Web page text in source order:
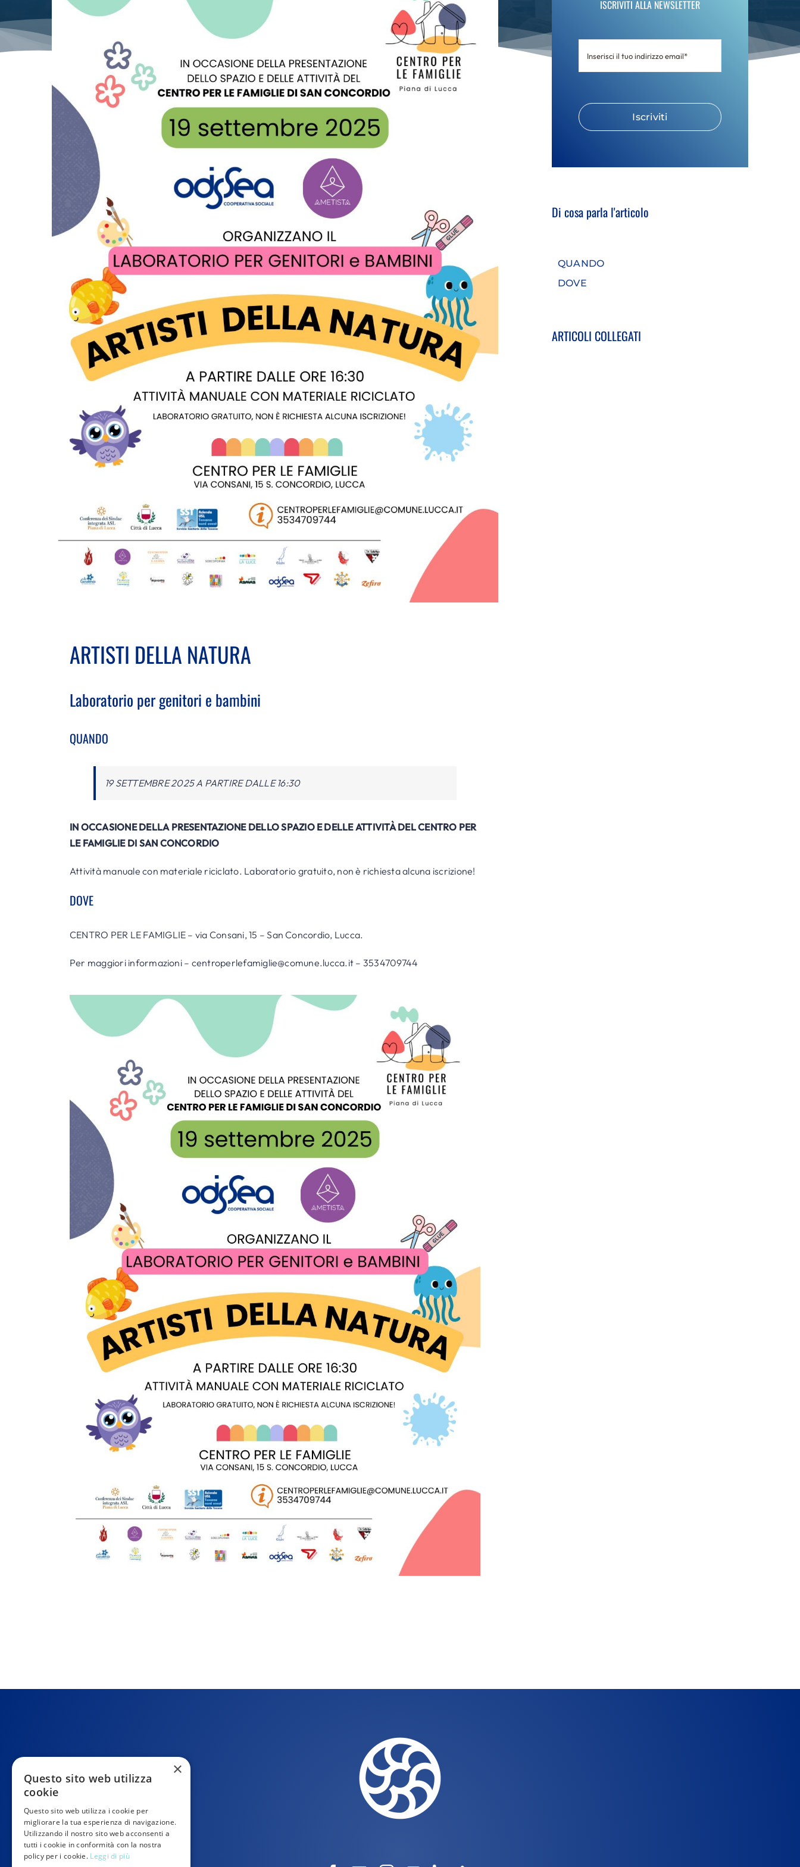
ARTISTI DELLA NATURA
Laboratorio per genitori e bambini
QUANDO
19 SETTEMBRE 2025 A PARTIRE DALLE 16:30
IN OCCASIONE DELLA PRESENTAZIONE DELLO SPAZIO E DELLE ATTIVITÀ DELCENTRO PER
LE FAMIGLIE DI SAN CONCORDIO
Attività manuale con materiale riciclato. Laboratorio gratuito, non è richiesta alcuna iscrizione!
DOVE
CENTRO PER LE FAMIGLIE – via Consani, 15 – San Concordio, Lucca.
Per maggiori informazioni – centroperlefamiglie@comune.lucca.it – 3534709744
ISCRIVITI ALLA NEWSLETTER
Iscriviti
Di cosa parla l'articolo
QUANDO
DOVE
ARTICOLI COLLEGATI
×
Questo sito web utilizza
cookie
Questo sito web utilizza i cookie per
migliorare la tua esperienza di navigazione.
Utilizzando il nostro sito web acconsenti a
tutti i cookie in conformità con la nostra
policy per i cookie. Leggi di più